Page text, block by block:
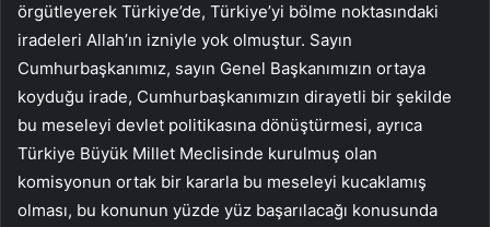
örgütleyerek Türkiye’de, Türkiye’yi bölme noktasındaki
iradeleri Allah’ın izniyle yok olmuştur. Sayın
Cumhurbaşkanımız, sayın Genel Başkanımızın ortaya
koyduğu irade, Cumhurbaşkanımızın dirayetli bir şekilde
bu meseleyi devlet politikasına dönüştürmesi, ayrıca
Türkiye Büyük Millet Meclisinde kurulmuş olan
komisyonun ortak bir kararla bu meseleyi kucaklamış
olması, bu konunun yüzde yüz başarılacağı konusunda